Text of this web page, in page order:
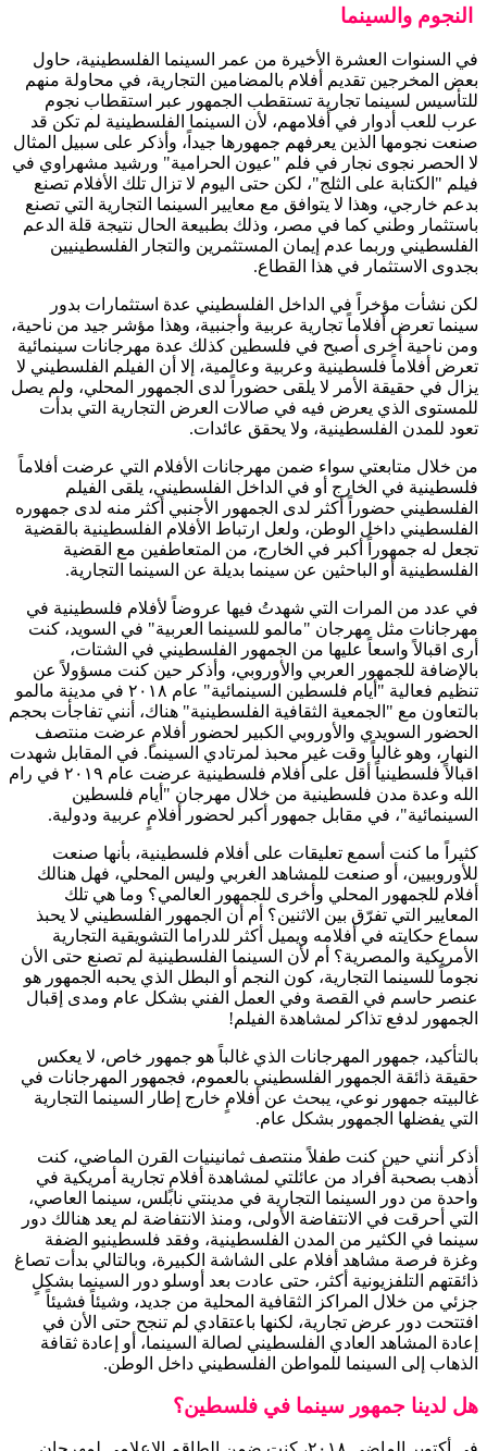
النجوم والسينما
في السنوات العشرة الأخيرة من عمر السينما الفلسطينية، حاول
بعض المخرجين تقديم أفلام بالمضامين التجارية، في محاولة منهم
للتأسيس لسينما تجارية تستقطب الجمهور عبر استقطاب نجوم
عرب للعب أدوار في أفلامهم، لأن السينما الفلسطينية لم تكن قد
صنعت نجومها الذين يعرفهم جمهورها جيداً، وأذكر على سبيل المثال
لا الحصر نجوى نجار في فلم "عيون الحرامية" ورشيد مشهراوي في
فيلم "الكتابة على الثلج"، لكن حتى اليوم لا تزال تلك الأفلام تصنع
بدعم خارجي، وهذا لا يتوافق مع معايير السينما التجارية التي تصنع
باستثمار وطني كما في مصر، وذلك بطبيعة الحال نتيجة قلة الدعم
الفلسطيني وربما عدم إيمان المستثمرين والتجار الفلسطينيين
بجدوى الاستثمار في هذا القطاع.
لكن نشأت مؤخراً في الداخل الفلسطيني عدة استثمارات بدور
سينما تعرض أفلاماً تجارية عربية وأجنبية، وهذا مؤشر جيد من ناحية،
ومن ناحية أخرى أصبح في فلسطين كذلك عدة مهرجانات سينمائية
تعرض أفلاماً فلسطينية وعربية وعالمية، إلا أن الفيلم الفلسطيني لا
يزال في حقيقة الأمر لا يلقى حضوراً لدى الجمهور المحلي، ولم يصل
للمستوى الذي يعرض فيه في صالات العرض التجارية التي بدأت
تعود للمدن الفلسطينية، ولا يحقق عائدات.
من خلال متابعتي سواء ضمن مهرجانات الأفلام التي عرضت أفلاماً
فلسطينية في الخارج أو في الداخل الفلسطيني، يلقى الفيلم
الفلسطيني حضوراً أكثر لدى الجمهور الأجنبي أكثر منه لدى جمهوره
الفلسطيني داخل الوطن، ولعل ارتباط الأفلام الفلسطينية بالقضية
تجعل له جمهوراً أكبر في الخارج، من المتعاطفين مع القضية
الفلسطينية أو الباحثين عن سينما بديلة عن السينما التجارية.
في عدد من المرات التي شهدتُ فيها عروضاً لأفلام فلسطينية في
مهرجانات مثل مهرجان "مالمو للسينما العربية" في السويد، كنت
أرى اقبالاً واسعاً عليها من الجمهور الفلسطيني في الشتات،
بالإضافة للجمهور العربي والأوروبي، وأذكر حين كنت مسؤولاً عن
تنظيم فعالية "أيام فلسطين السينمائية" عام ٢٠١٨ في مدينة مالمو
بالتعاون مع "الجمعية الثقافية الفلسطينية" هناك، أنني تفاجأت بحجم
الحضور السويدي والأوروبي الكبير لحضور أفلامٍ عرضت منتصف
النهار، وهو غالباً وقت غير محبذ لمرتادي السينما. في المقابل شهدت
اقبالاً فلسطينياً أقل على أفلام فلسطينية عرضت عام ٢٠١٩ في رام
الله وعدة مدن فلسطينية من خلال مهرجان "أيام فلسطين
السينمائية"، في مقابل جمهور أكبر لحضور أفلامٍ عربية ودولية.
كثيراً ما كنت أسمع تعليقات على أفلام فلسطينية، بأنها صنعت
للأوروبيين، أو صنعت للمشاهد الغربي وليس المحلي، فهل هنالك
أفلام للجمهور المحلي وأخرى للجمهور العالمي؟ وما هي تلك
المعايير التي تفرّق بين الاثنين؟ أم أن الجمهور الفلسطيني لا يحبذ
سماع حكايته في أفلامه ويميل أكثر للدراما التشويقية التجارية
الأمريكية والمصرية؟ أم لأن السينما الفلسطينية لم تصنع حتى الأن
نجوماً للسينما التجارية، كون النجم أو البطل الذي يحبه الجمهور هو
عنصر حاسم في القصة وفي العمل الفني بشكل عام ومدى إقبال
الجمهور لدفع تذاكر لمشاهدة الفيلم!
بالتأكيد، جمهور المهرجانات الذي غالباً هو جمهور خاص، لا يعكس
حقيقة ذائقة الجمهور الفلسطيني بالعموم، فجمهور المهرجانات في
غالبيته جمهور نوعي، يبحث عن أفلامٍ خارج إطار السينما التجارية
التي يفضلها الجمهور بشكل عام.
أذكر أنني حين كنت طفلاً منتصف ثمانينيات القرن الماضي، كنت
أذهب بصحبة أفراد من عائلتي لمشاهدة أفلامٍ تجارية أمريكية في
واحدة من دور السينما التجارية في مدينتي نابلس، سينما العاصي،
التي أحرقت في الانتفاضة الأولى، ومنذ الانتفاضة لم يعد هنالك دور
سينما في الكثير من المدن الفلسطينية، وفقد فلسطينيو الضفة
وغزة فرصة مشاهد أفلام على الشاشة الكبيرة، وبالتالي بدأت تصاغ
ذائقتهم التلفزيونية أكثر، حتى عادت بعد أوسلو دور السينما بشكلٍ
جزئي من خلال المراكز الثقافية المحلية من جديد، وشيئاً فشيئاً
افتتحت دور عرض تجارية، لكنها باعتقادي لم تنجح حتى الأن في
إعادة المشاهد العادي الفلسطيني لصالة السينما، أو إعادة ثقافة
الذهاب إلى السينما للمواطن الفلسطيني داخل الوطن.
هل لدينا جمهور سينما في فلسطين؟